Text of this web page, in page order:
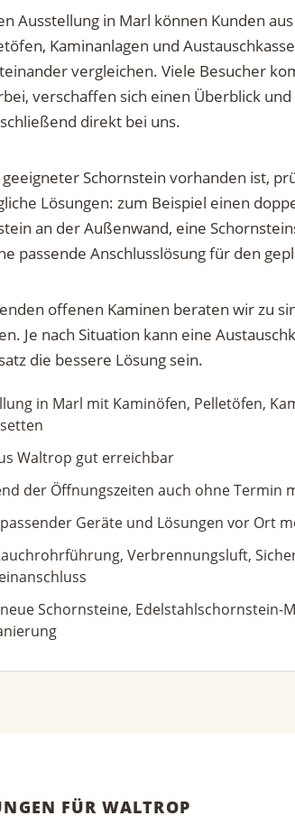
Ausstellung in Marl können Kunden
Kaminanlagen und
vergleichen. Viele Besucher
verschaffen sich einen Überblick
direkt bei uns.
Schornstein vorhanden ist,
Lösungen: zum Beispiel einen
an der Außenwand, eine
passende Anschlusslösung für den
offenen Kaminen beraten wir zu
Je nach Situation kann eine
die bessere Lösung sein.
in Marl mit Kaminöfen, Pelletöfen,
Waltrop gut erreichbar
der Öffnungszeiten auch ohne Termin
Geräte und Lösungen vor Ort
Verbrennungsluft,
Schornsteine, Edelstahlschornstein-
FÜR WALTROP